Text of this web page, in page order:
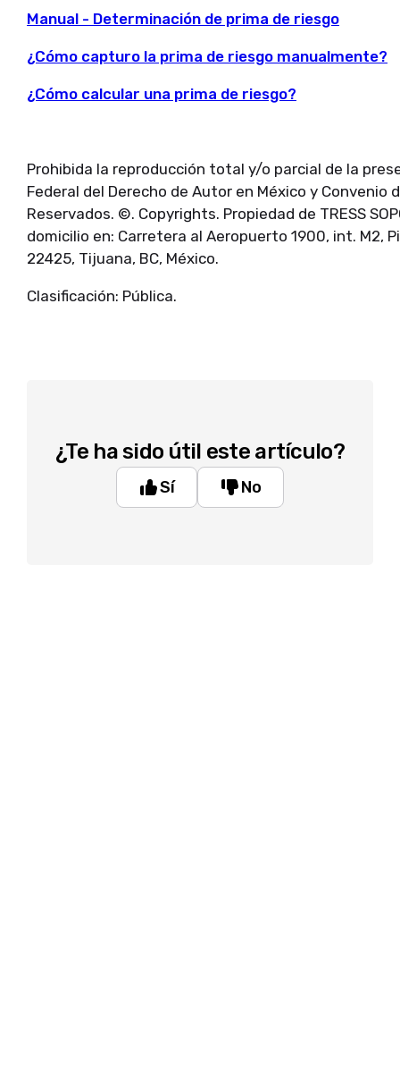
Manual - Determinación de prima de riesgo
¿Cómo capturo la prima de riesgo manualmente?
¿Cómo calcular una prima de riesgo?
Prohibida la reproducción total y/o parcial de la
Federal del Derecho de Autor en México y
Reservados. ©. Copyrights. Propiedad de TRESS
domicilio en: Carretera al Aeropuerto 1900, int. M2,
22425, Tijuana, BC, México.
Clasificación: Pública.
¿Te ha sido útil este artículo?
Sí No